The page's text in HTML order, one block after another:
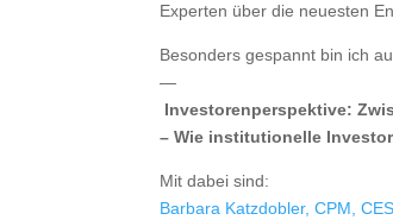
Experten über die neuesten
Besonders gespannt bin ich
—
Investorenperspektive:
– Wie institutionelle
Mit dabei sind:
Barbara Katzdobler, CPM,